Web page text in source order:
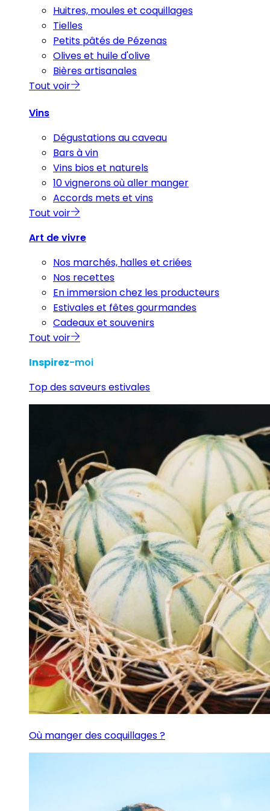
Huitres, moules et coquillages
Tielles
Petits pâtés de Pézenas
Olives et huile d'olive
Bières artisanales
Tout voir
Vins
Dégustations au caveau
Bars à vin
Vins bios et naturels
10 vignerons où aller manger
Accords mets et vins
Tout voir
Art de vivre
Nos marchés, halles et criées
Nos recettes
En immersion chez les producteurs
Estivales et fêtes gourmandes
Cadeaux et souvenirs
Tout voir
Inspirez-moi
Top des saveurs estivales
Où manger des coquillages ?